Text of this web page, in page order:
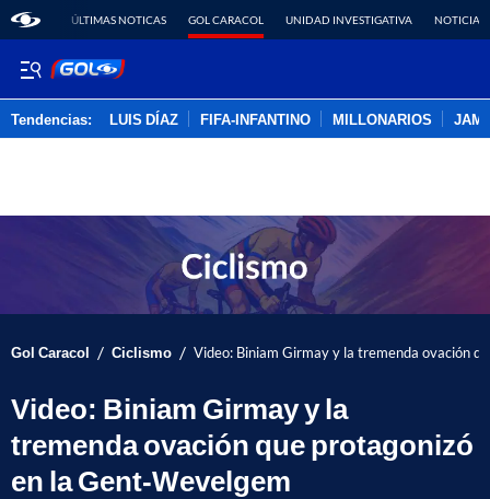
ÚLTIMAS NOTICAS GOL CARACOL UNIDAD INVESTIGATIVA NOTICIAS
Tendencias: LUIS DÍAZ FIFA-INFANTINO MILLONARIOS
Gol Caracol / Ciclismo / Video: Biniam Girmay y la tremenda ovación
Video: Biniam Girmay y la
tremenda ovación que protagonizó
en la Gent-Wevelgem